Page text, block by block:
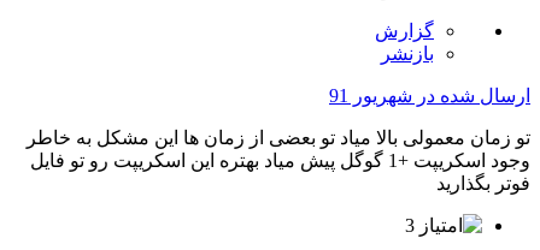
گزارش
بازنشر
ارسال شده در شهریور 91
تو زمان معمولی بالا میاد تو بعضی از زمان ها این مشکل به خاطر
وجود اسکریپت +1 گوگل پیش میاد بهتره این اسکریپت رو تو فایل
فوتر بگذارید
3